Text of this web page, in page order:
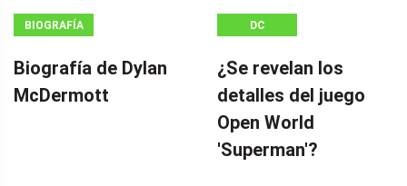
BIOGRAFÍA
Biografía de Dylan
McDermott
DC
¿Se revelan los
detalles del juego
Open World
'Superman'?